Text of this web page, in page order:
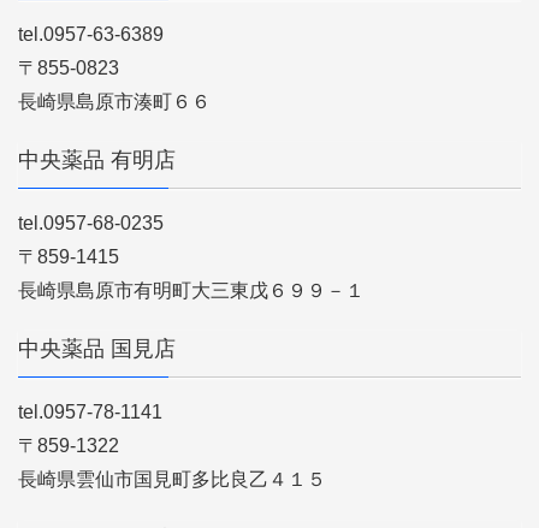
tel.0957-63-6389
〒855-0823
長崎県島原市湊町６６
中央薬品 有明店
tel.0957-68-0235
〒859-1415
長崎県島原市有明町大三東戊６９９－１
中央薬品 国見店
tel.0957-78-1141
〒859-1322
長崎県雲仙市国見町多比良乙４１５